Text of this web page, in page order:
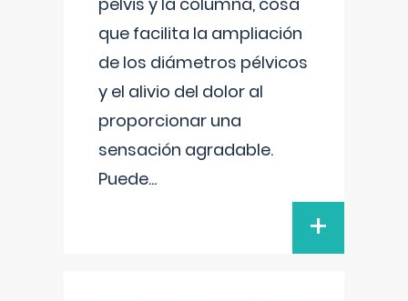
que facilita la ampliación
de los diámetros pélvicos
y el alivio del dolor al
proporcionar una
sensación agradable.
Puede...
+